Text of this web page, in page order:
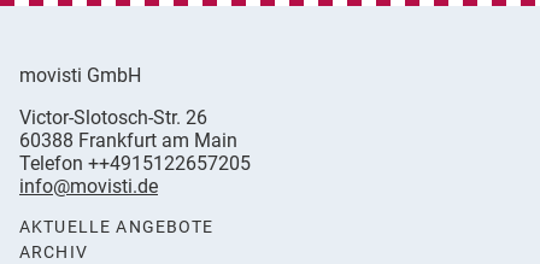
movisti GmbH
classic
automobiles
Victor-Slotosch-Str. 26
60388 Frankfurt am Main
Germany
Telefon ++4915122657205
info@movisti.de
AKTUELLE ANGEBOTE
ARCHIV